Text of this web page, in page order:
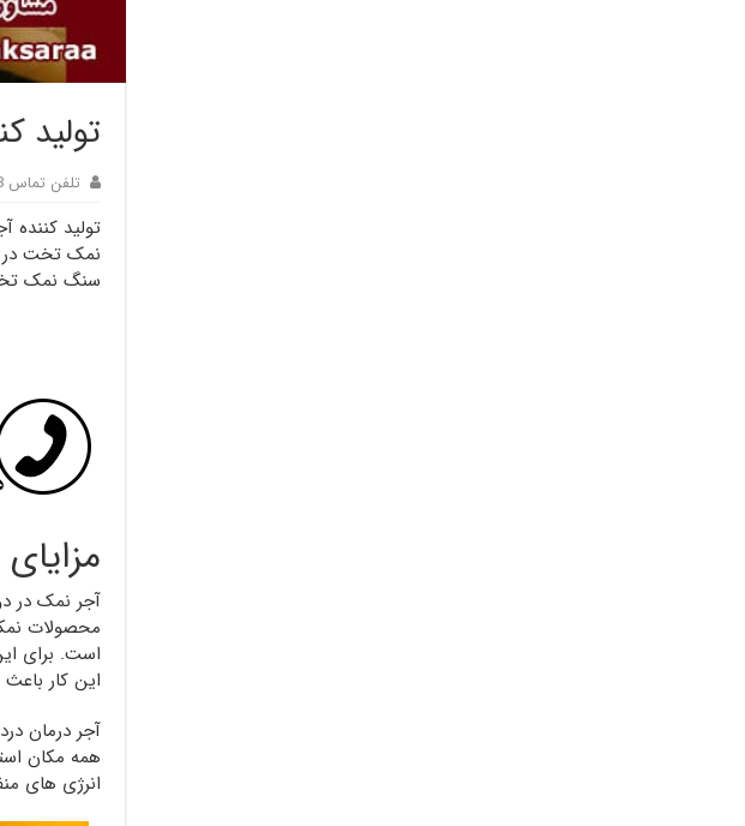
تولید
تلفن تماس 09129380188
سنگ نمک
آجر نمک در
محصولات
است. برای
این کار
آجر درمان
همه مکان
انرژی های